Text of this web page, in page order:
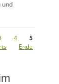
und
4
5
Ende